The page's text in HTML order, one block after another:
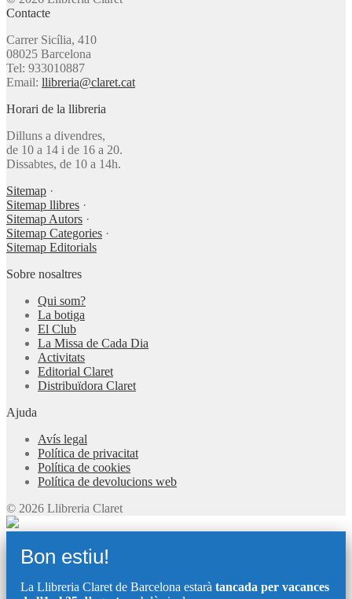
Contacte
Carrer Sicília, 410
08025 Barcelona
Tel: 933010887
Email: llibreria@claret.cat
Horari de la llibreria
Dilluns a divendres,
de 10 a 14 i de 16 a 20.
Dissabtes, de 10 a 14h.
Sitemap ·
Sitemap llibres ·
Sitemap Autors ·
Sitemap Categories ·
Sitemap Editorials
Sobre nosaltres
Qui som?
La botiga
El Club
La Missa de Cada Dia
Activitats
Editorial Claret
Distribuïdora Claret
Ajuda
Avís legal
Política de privacitat
Política de cookies
Política de devolucions web
© 2026 Llibreria Claret
Bon estiu!
La Llibreria Claret de Barcelona estarà tancada per vacances